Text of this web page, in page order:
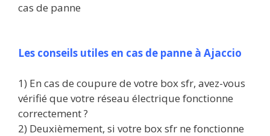
cas de panne
Les conseils utiles en cas de panne à Ajaccio
1) En cas de coupure de votre box sfr, avez-vous
vérifié que votre réseau électrique fonctionne
correctement ?
2) Deuxièmement, si votre box sfr ne fonctionne